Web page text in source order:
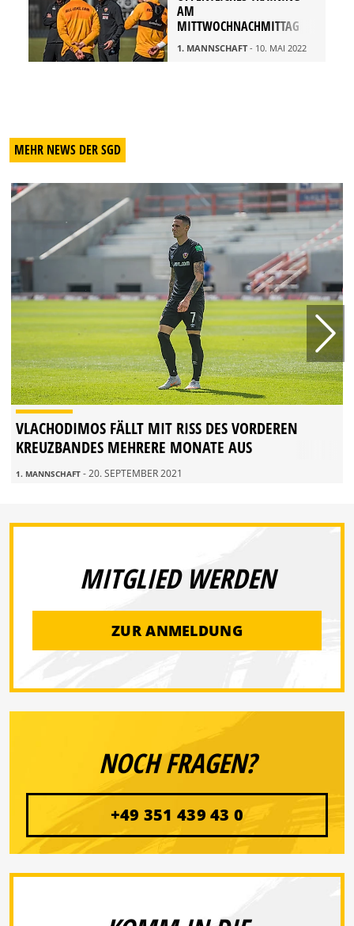
AM
MITTWOCHNACHMITTAG
1. MANNSCHAFT- 10. MAI 2022
MEHR NEWS DER SGD
VLACHODIMOS FÄLLT MIT RISS DES VORDEREN
KREUZBANDES MEHRERE MONATE AUS
1. MANNSCHAFT - 20. SEPTEMBER 2021
MITGLIED WERDEN
ZUR ANMELDUNG
NOCH FRAGEN?
+49 351 439 43 0